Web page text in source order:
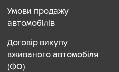
Умови продажу
автомобілів
Договір викупу
вживаного автомобіля
(ФО)